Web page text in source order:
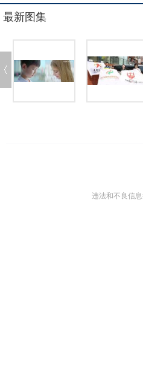
最新图集
违法和不良信